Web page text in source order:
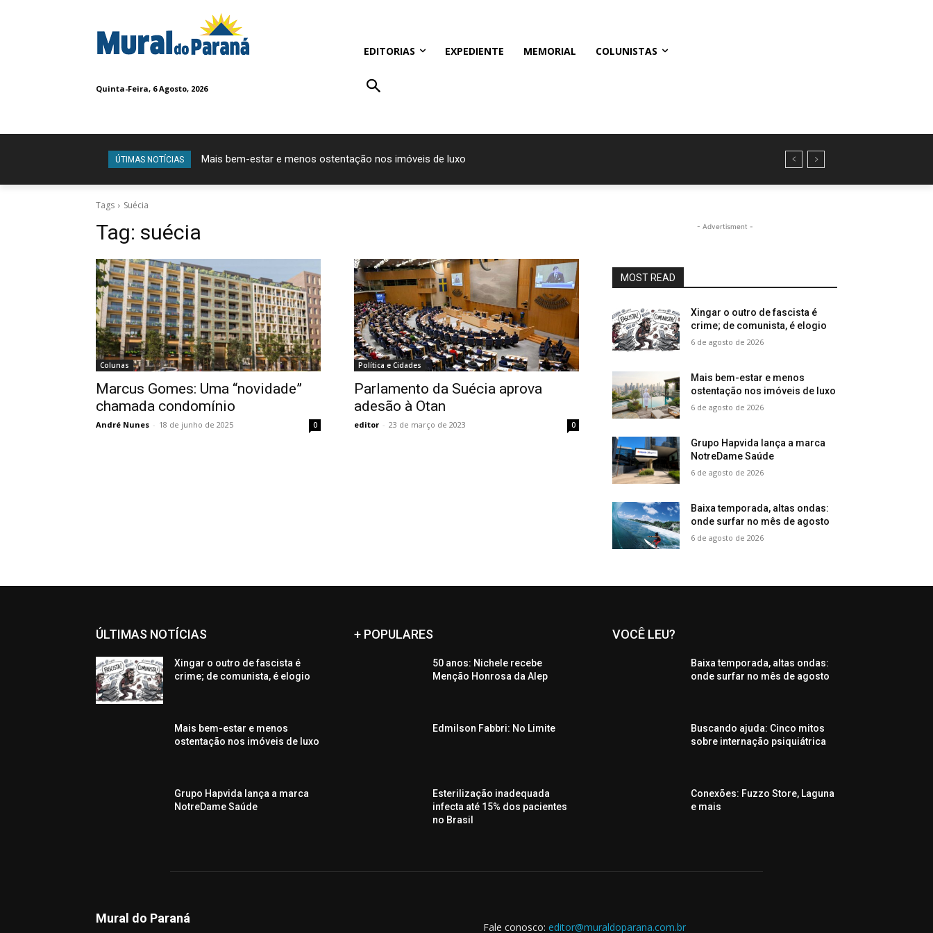
Quinta-Feira, 6 Agosto, 2026
EDITORIAS EXPEDIENTE MEMORIAL COLUNISTAS
ÚTIMAS NOTÍCIAS Mais bem-estar e menos ostentação nos imóveis de luxo
Tags Suécia
Tag: suécia
Colunas
Marcus Gomes: Uma “novidade”
chamada condomínio
André Nunes - 18 de junho de 2025 0
Política e Cidades
Parlamento da Suécia aprova
adesão à Otan
editor - 23 de março de 2023 0
- Advertisment -
MOST READ
Xingar o outro de fascista é
crime; de comunista, é elogio
6 de agosto de 2026
Mais bem-estar e menos
ostentação nos imóveis de luxo
6 de agosto de 2026
Grupo Hapvida lança a marca
NotreDame Saúde
6 de agosto de 2026
Baixa temporada, altas ondas:
onde surfar no mês de agosto
6 de agosto de 2026
ÚLTIMAS NOTÍCIAS
Xingar o outro de fascista é
crime; de comunista, é elogio
Mais bem-estar e menos
ostentação nos imóveis de luxo
Grupo Hapvida lança a marca
NotreDame Saúde
+ POPULARES
50 anos: Nichele recebe
Menção Honrosa da Alep
Edmilson Fabbri: No Limite
Esterilização inadequada
infecta até 15% dos pacientes
no Brasil
VOCÊ LEU?
Baixa temporada, altas ondas:
onde surfar no mês de agosto
Buscando ajuda: Cinco mitos
sobre internação psiquiátrica
Conexões: Fuzzo Store, Laguna
e mais
Mural do Paraná
Fale conosco: editor@muraldoparana.com.br